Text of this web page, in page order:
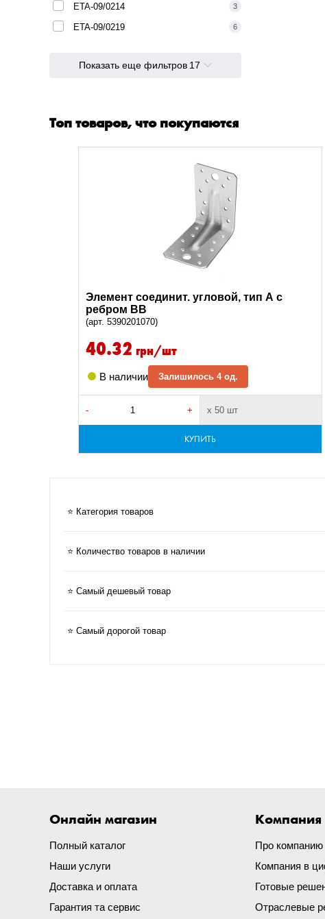
ETA-09/0214 3
ETA-09/0219 6
Показать еще фильтров 17
Топ товаров, что покупаются
Элемент соединит. угловой, тип А с
ребром ВВ
(арт. 5390201070)
40.32 грн/шт
В наличии Залишилось 4 од.
- + х 50 шт
КУПИТЬ
⭐ Категория товаров
⭐ Количество товаров в наличии
⭐ Самый дешевый товар
⭐ Самый дорогой товар
Онлайн магазин
Полный каталог
Наши услуги
Доставка и оплата
Гарантия та сервис
Компания
Про компанию
Компания в
Готовые
Отраслевые